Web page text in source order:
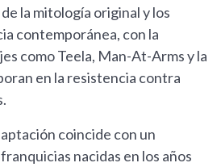
la mitología original y los
contemporánea, con la
como Teela, Man-At-Arms y la
en la resistencia contra
coincide con un
nacidas en los años